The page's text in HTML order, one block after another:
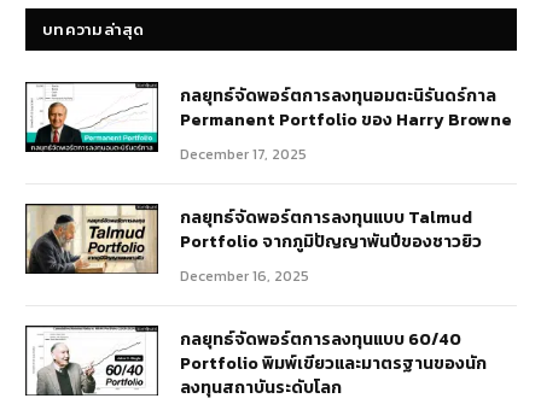
บทความล่าสุด
กลยุทธ์​จัดพอร์ตการลงทุนอมตะนิรันดร์กาล
Permanent Portfolio ของ Harry Browne
December 17, 2025
กลยุทธ์จัดพอร์ตการลงทุนแบบ Talmud
Portfolio จากภูมิปัญญาพันปีของชาวยิว
December 16, 2025
กลยุทธ์จัดพอร์ตการลงทุนแบบ 60/40
Portfolio พิมพ์เขียวและมาตรฐานของนัก
ลงทุนสถาบันระดับโลก